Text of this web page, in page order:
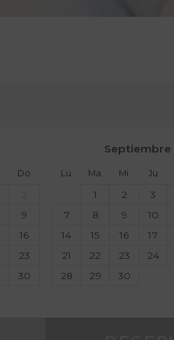
Do
9
16
23
30
Septiembre
Lu Ma Mi Ju
1 2 3
7
8 9 10
14
15 16 17
21
22 23 24
28
29 30